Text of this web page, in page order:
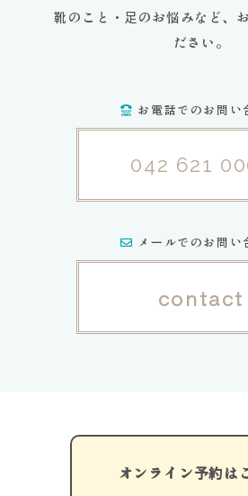
靴のこと・足のお悩みなど、
ださい。
お電話でのお問い
042 621
メールでのお問い
contact
オンライン予約は